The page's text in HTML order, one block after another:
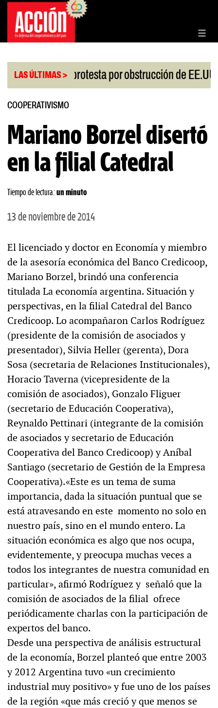
Saltar
contenido
LAS ÚLTIMAS >
| China protesta por obstrucción de EE.UU en
COOPERATIVISMO
Mariano Borzel disertó
en la filial Catedral
Tiempo de lectura: un minuto
13 de noviembre de 2014
El licenciado y doctor en Economía y miembro
de la asesoría económica del Banco Credicoop,
Mariano Borzel, brindó una conferencia
titulada La economía argentina. Situación y
perspectivas, en la filial Catedral del Banco
Credicoop. Lo acompañaron Carlos Rodríguez
(presidente de la comisión de asociados y
presentador), Silvia Heller (gerenta), Dora
Sosa (secretaria de Relaciones Institucionales),
Horacio Taverna (vicepresidente de la
comisión de asociados), Gonzalo Fliguer
(secretario de Educación Cooperativa),
Reynaldo Pettinari (integrante de la comisión
de asociados y secretario de Educación
Cooperativa del Banco Credicoop) y Aníbal
Santiago (secretario de Gestión de la Empresa
Cooperativa).«Este es un tema de suma
importancia, dada la situación puntual que se
está atravesando en este momento no solo en
nuestro país, sino en el mundo entero. La
situación económica es algo que nos ocupa,
evidentemente, y preocupa muchas veces a
todos los integrantes de nuestra comunidad en
particular», afirmó Rodríguez y señaló que la
comisión de asociados de la filial ofrece
periódicamente charlas con la participación de
expertos del banco.
Desde una perspectiva de análisis estructural
de la economía, Borzel planteó que entre 2003
y 2012 Argentina tuvo «un crecimiento
industrial muy positivo» y fue uno de los países
de la región «que más creció y que menos se